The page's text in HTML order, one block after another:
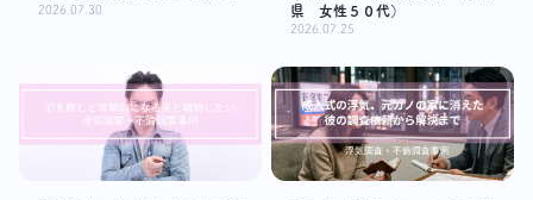
2026.07.30
県 女性５０代）
2026.07.25